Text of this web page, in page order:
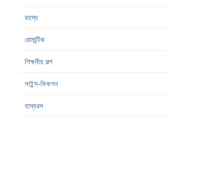
রহস্য
রোমান্টিক
শিক্ষনীয় গল্প
সাইন্স-ফিকশন
হাস্যরস